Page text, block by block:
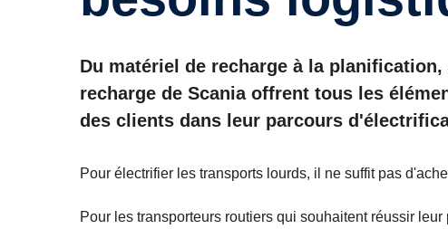
Du matériel de recharge à la
recharge de Scania offrent tous les
des clients dans leur parcours
Pour électrifier les transports lourds, il ne suffit pas
Pour les transporteurs routiers qui souhaitent réussir